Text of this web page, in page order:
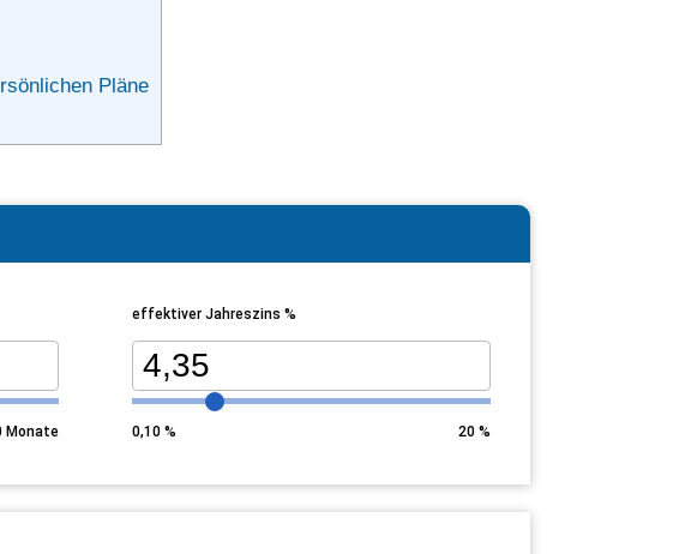
Pläne
Monate
effektiver Jahreszins %
0,10% 20 %